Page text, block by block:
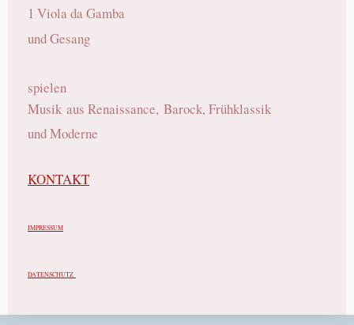
1 Viola da Gamba
und Gesang
spielen
Musik aus Renaissance, Barock, Frühklassik
und Moderne
KONTAKT
IMPRESSUM
DATENSCHUTZ